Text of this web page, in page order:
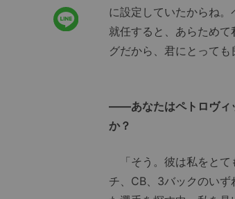
に設定していたからね
就任すると、あらため
グだから、君にとっても
――あなたはペトロヴィ
か？
「そう。彼は私をとて
チ、CB、3バックのい